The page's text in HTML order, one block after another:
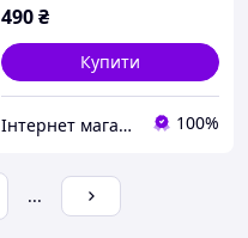
490₴
Купити
Інтернет магазин "Дітки" 100%
...